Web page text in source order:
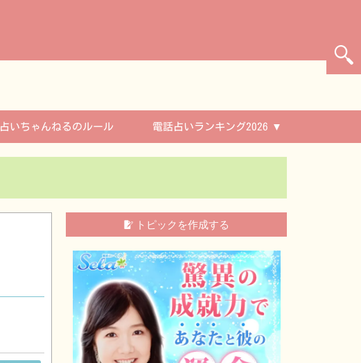
占いちゃんねるのルール 電話占いランキング2026
トピックを作成する